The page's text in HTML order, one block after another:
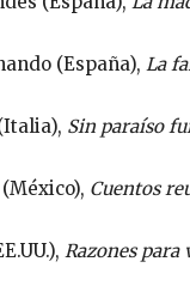
(España), La
Sin paraíso
Cuentos
Razones